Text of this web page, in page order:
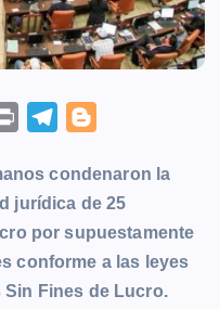
i
n
t
l
e
g
r
a
o
g
g
e
r
condenaron la
jurídica de 25
por supuestamente
conforme a las leyes
Fines de Lucro.